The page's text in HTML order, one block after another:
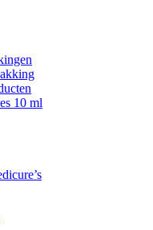
10 ml